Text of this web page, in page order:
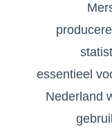
essentieel
Nederland